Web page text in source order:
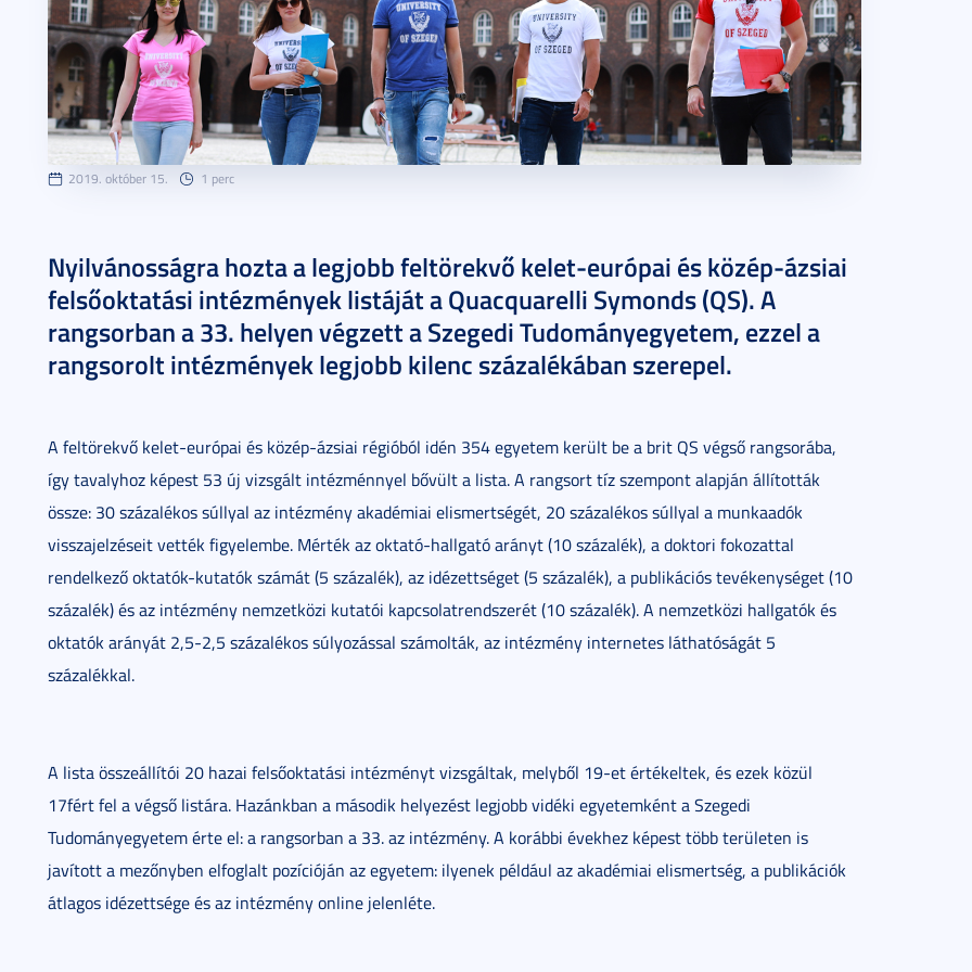
2019. október 15. 1 perc
Nyilvánosságra hozta a legjobb feltörekvő kelet-európai és közép-ázsiai
felsőoktatási intézmények listáját a Quacquarelli Symonds (QS). A
rangsorban a 33. helyen végzett a Szegedi Tudományegyetem, ezzel a
rangsorolt intézmények legjobb kilenc százalékában szerepel.
A feltörekvő kelet-európai és közép-ázsiai régióból idén 354 egyetem került be a brit QS végső rangsorába,
így tavalyhoz képest 53 új vizsgált intézménnyel bővült a lista. A rangsort tíz szempont alapján állították
össze: 30 százalékos súllyal az intézmény akadémiai elismertségét, 20 százalékos súllyal a munkaadók
visszajelzéseit vették figyelembe. Mérték az oktató-hallgató arányt (10 százalék), a doktori fokozattal
rendelkező oktatók-kutatók számát (5 százalék), az idézettséget (5 százalék), a publikációs tevékenységet (10
százalék) és az intézmény nemzetközi kutatói kapcsolatrendszerét (10 százalék). A nemzetközi hallgatók és
oktatók arányát 2,5-2,5 százalékos súlyozással számolták, az intézmény internetes láthatóságát 5
százalékkal.
A lista összeállítói 20 hazai felsőoktatási intézményt vizsgáltak, melyből 19-et értékeltek, és ezek közül
17fért fel a végső listára. Hazánkban a második helyezést legjobb vidéki egyetemként a Szegedi
Tudományegyetem érte el: a rangsorban a 33. az intézmény. A korábbi évekhez képest több területen is
javított a mezőnyben elfoglalt pozícióján az egyetem: ilyenek például az akadémiai elismertség, a publikációk
átlagos idézettsége és az intézmény online jelenléte.